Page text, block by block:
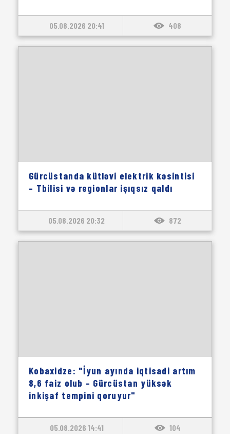
05.08.2026 20:41 408
Gürcüstanda kütləvi elektrik kəsintisi
– Tbilisi və regionlar işıqsız qaldı
05.08.2026 20:32 872
Kobaxidze: "İyun ayında iqtisadi artım
8,6 faiz olub – Gürcüstan yüksək
inkişaf tempini qoruyur"
05.08.2026 14:41 104